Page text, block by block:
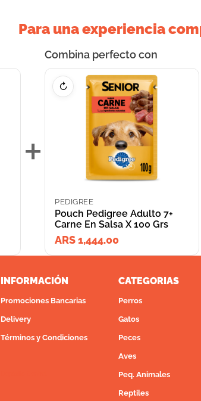
Para una experiencia
+
Combina perfecto con
↻
PEDIGREE
Pouch Pedigree Adulto 7+
Carne En Salsa X 100 Grs
ARS 1,444.00
INFORMACIÓN
Promociones Bancarias
Delivery
Términos y Condiciones
CATEGORIAS
Perros
Gatos
Peces
Aves
Peq. Animales
Reptiles